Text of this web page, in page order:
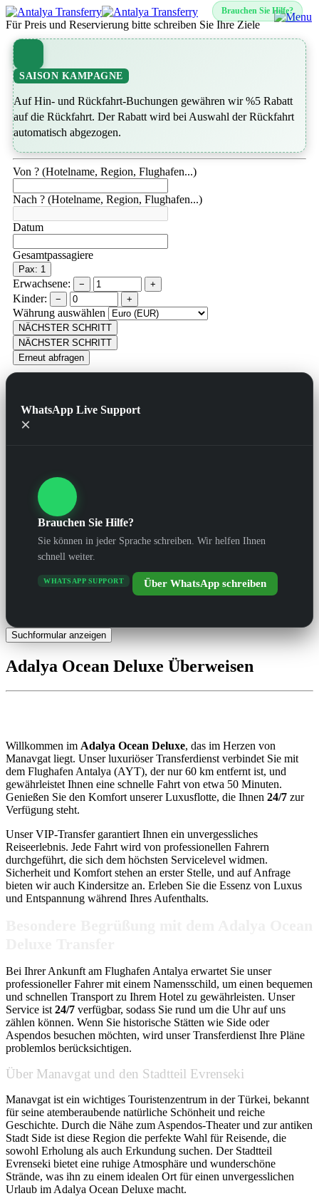
Brauchen Sie Hilfe?
Für Preis und Reservierung bitte schreiben Sie Ihre Ziele
SAISON KAMPAGNE
Auf Hin- und Rückfahrt-Buchungen gewähren wir %5 Rabatt
auf die Rückfahrt. Der Rabatt wird bei Auswahl der Rückfahrt
automatisch abgezogen.
Von ? (Hotelname, Region, Flughafen...)
Nach ? (Hotelname, Region, Flughafen...)
Datum
Gesamtpassagiere
Pax: 1
Erwachsene: − +
Kinder: − +
Währung auswählen
NÄCHSTER SCHRITT
NÄCHSTER SCHRITT
Erneut abfragen
WhatsApp Live Support
×
Brauchen Sie Hilfe?
Sie können in jeder Sprache schreiben. Wir helfen Ihnen
schnell weiter.
WHATSAPP SUPPORT Über WhatsApp schreiben
Suchformular anzeigen
Adalya Ocean Deluxe Überweisen
Willkommen im Adalya Ocean Deluxe, das im Herzen von
Manavgat liegt. Unser luxuriöser Transferdienst verbindet Sie mit
dem Flughafen Antalya (AYT), der nur 60 km entfernt ist, und
gewährleistet Ihnen eine schnelle Fahrt von etwa 50 Minuten.
Genießen Sie den Komfort unserer Luxusflotte, die Ihnen 24/7 zur
Verfügung steht.
Unser VIP-Transfer garantiert Ihnen ein unvergessliches
Reiseerlebnis. Jede Fahrt wird von professionellen Fahrern
durchgeführt, die sich dem höchsten Servicelevel widmen.
Sicherheit und Komfort stehen an erster Stelle, und auf Anfrage
bieten wir auch Kindersitze an. Erleben Sie die Essenz von Luxus
und Entspannung während Ihres Aufenthalts.
Bei Ihrer Ankunft am Flughafen Antalya erwartet Sie unser
professioneller Fahrer mit einem Namensschild, um einen bequemen
und schnellen Transport zu Ihrem Hotel zu gewährleisten. Unser
Service ist 24/7 verfügbar, sodass Sie rund um die Uhr auf uns
zählen können. Wenn Sie historische Stätten wie Side oder
Aspendos besuchen möchten, wird unser Transferdienst Ihre Pläne
problemlos berücksichtigen.
Über Manavgat und den Stadtteil Evrenseki
Manavgat ist ein wichtiges Touristenzentrum in der Türkei, bekannt
für seine atemberaubende natürliche Schönheit und reiche
Geschichte. Durch die Nähe zum Aspendos-Theater und zur antiken
Stadt Side ist diese Region die perfekte Wahl für Reisende, die
sowohl Erholung als auch Erkundung suchen. Der Stadtteil
Evrenseki bietet eine ruhige Atmosphäre und wunderschöne
Strände, was ihn zu einem idealen Ort für einen unvergesslichen
Urlaub im Adalya Ocean Deluxe macht.